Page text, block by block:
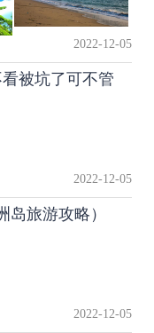
2022-12-05
被坑了可不管
2022-12-05
岛旅游攻略）
2022-12-05